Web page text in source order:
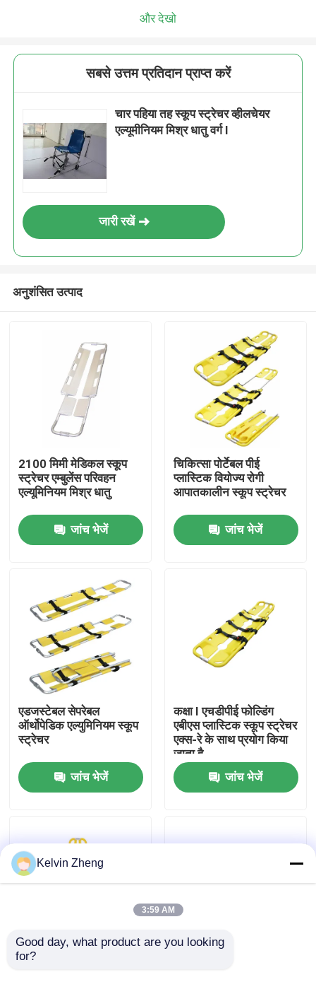
उत्पाद
वीडियो
हमारे बारे में
कारखाने का दौरा
गुणवत्ता नियंत्रण
हमसे संपर्क करें
समाचार
और देखो
सबसे उत्तम प्रतिदान प्राप्त करें
चार पहिया तह स्कूप स्ट्रेचर व्हीलचेयर
एल्यूमीनियम मिश्र धातु वर्ग I
जारी रखें
अनुशंसित उत्पाद
2100 मिमी मेडिकल स्कूप
स्ट्रेचर एम्बुलेंस परिवहन
एल्यूमिनियम मिश्र धातु
जांच भेजें
चिकित्सा पोर्टेबल पीई
प्लास्टिक वियोज्य रोगी
आपातकालीन स्कूप स्ट्रेचर
जांच भेजें
एडजस्टेबल सेपरेबल
ऑर्थोपेडिक एल्युमिनियम स्कूप
स्ट्रेचर
जांच भेजें
कक्षा I एचडीपीई फोल्डिंग
एबीएस प्लास्टिक स्कूप स्ट्रेचर
एक्स-रे के साथ प्रयोग किया
जाता है
जांच भेजें
टिकाऊ एम्बुलेंस प्लास्टिक
Kelvin Zheng
3:59 AM
Good day, what product are you looking
for?